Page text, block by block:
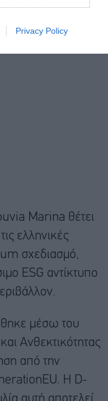
Privacy Policy
μας για
έως το 2030».
Marina θέτει
ελληνικές
σχεδιασμό,
ESG αντίκτυπο
μέσω του
Ανθεκτικότητας
από την
Η D-